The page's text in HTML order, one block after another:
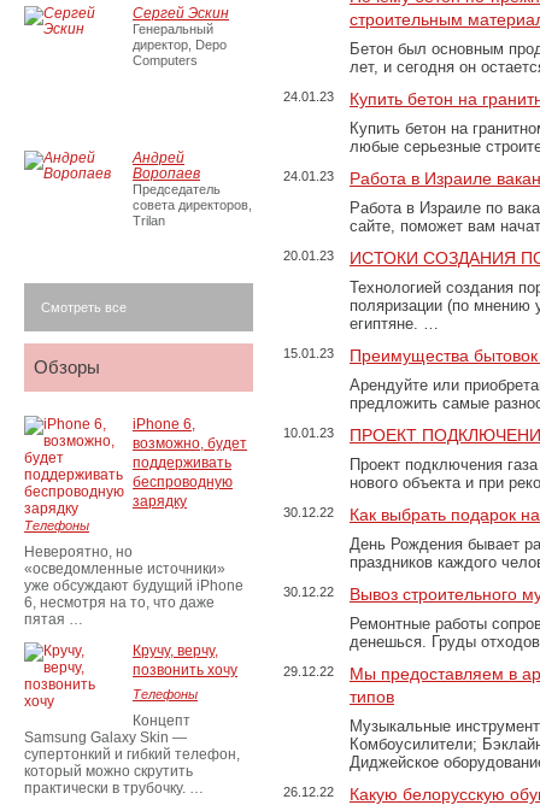
строительным
Бетон был основным
лет, и сегодня он
24.01.23 Купить бетон на
Купить бетон на
любые серьезные
24.01.23 Работа в Израиле
Работа в Израиле по
сайте, поможет вам
20.01.23 ИСТОКИ СОЗДАНИЯ
Технологией создания
поляризации (по
египтяне. …
15.01.23 Преимущества
Арендуйте или
предложить самые
10.01.23 ПРОЕКТ
Проект подключения
нового объекта и при
30.12.22 Как выбрать подарок
День Рождения бывает
праздников каждого
30.12.22 Вывоз строительного
Ремонтные работы
денешься. Груды
29.12.22
Мы предоставляем в
типов
Музыкальные
Комбоусилители;
Диджейское
26.12.22
Какую белорусскую
Сергей Эскин
Генеральный
директор, Depo
Computers
Андрей
Воропаев
Председатель
совета директоров,
Trilan
Смотреть все
Обзоры
iPhone 6,
возможно, будет
поддерживать
беспроводную
зарядку
Телефоны
Невероятно, но
«осведомленные источники»
уже обсуждают будущий iPhone
6, несмотря на то, что даже
пятая …
Кручу, верчу,
позвонить хочу
Телефоны
Концепт
Samsung Galaxy Skin —
супертонкий и гибкий телефон,
который можно скрутить
практически в трубочку. …